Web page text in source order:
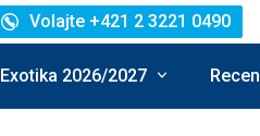
Volajte +421 2 3221 0490
Exotika 2026/2027